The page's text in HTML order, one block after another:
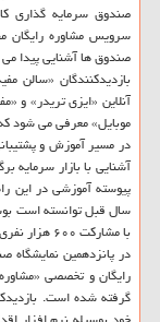
صندوق سرمایه گذاری
سرویس مشاوره رایگان
صندوق ها آشنایی پیدا می
بازدیدکنندگان «سالن
آنلاین «ایزی تریدر» و
موبایل» معرفی می شود
در مسیر آموزش و
آشنایی با بازار سرمایه
پیوسته آموزشی در این
سال قبل توانسته است
با مشارکت ۶۰۰ هزار نفری علاقه مندان همراه بوده است.
در پانزدهمین
رایگان و تخصصی
گرفته شده است.